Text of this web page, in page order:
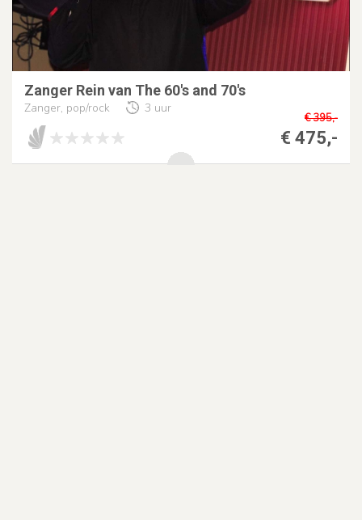
Zanger Rein van The 60's and 70's
Zanger, pop/rock 3 uur
€ 395,-
€ 475,-